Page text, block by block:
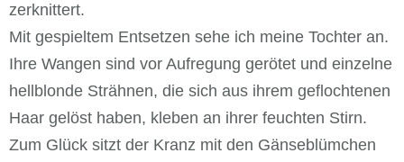
zerknittert.
Mit gespieltem Entsetzen sehe ich meine Tochter an.
Ihre Wangen sind vor Aufregung gerötet und einzelne
hellblonde Strähnen, die sich aus ihrem geflochtenen
Haar gelöst haben, kleben an ihrer feuchten Stirn.
Zum Glück sitzt der Kranz mit den Gänseblümchen